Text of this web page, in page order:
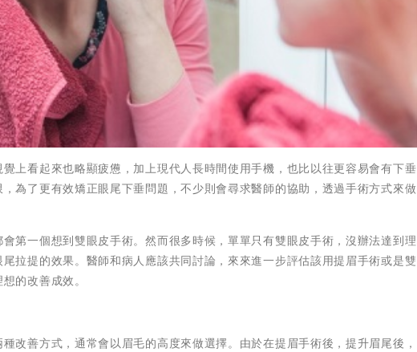
上看起來也略顯疲憊，加上現代人長時間使用手機，也比以往更容易會有下垂
為了更有效矯正眼尾下垂問題，不少則會尋求醫師的協助，透過手術方式來做
第一個想到雙眼皮手術。然而很多時候，單單只有雙眼皮手術，沒辦法達到理
拉提的效果。醫師和病人應該共同討論，來來進一步評估該用提眉手術或是雙
的改善成效。
改善方式，通常會以眉毛的高度來做選擇。由於在提眉手術後，提升眉尾後，